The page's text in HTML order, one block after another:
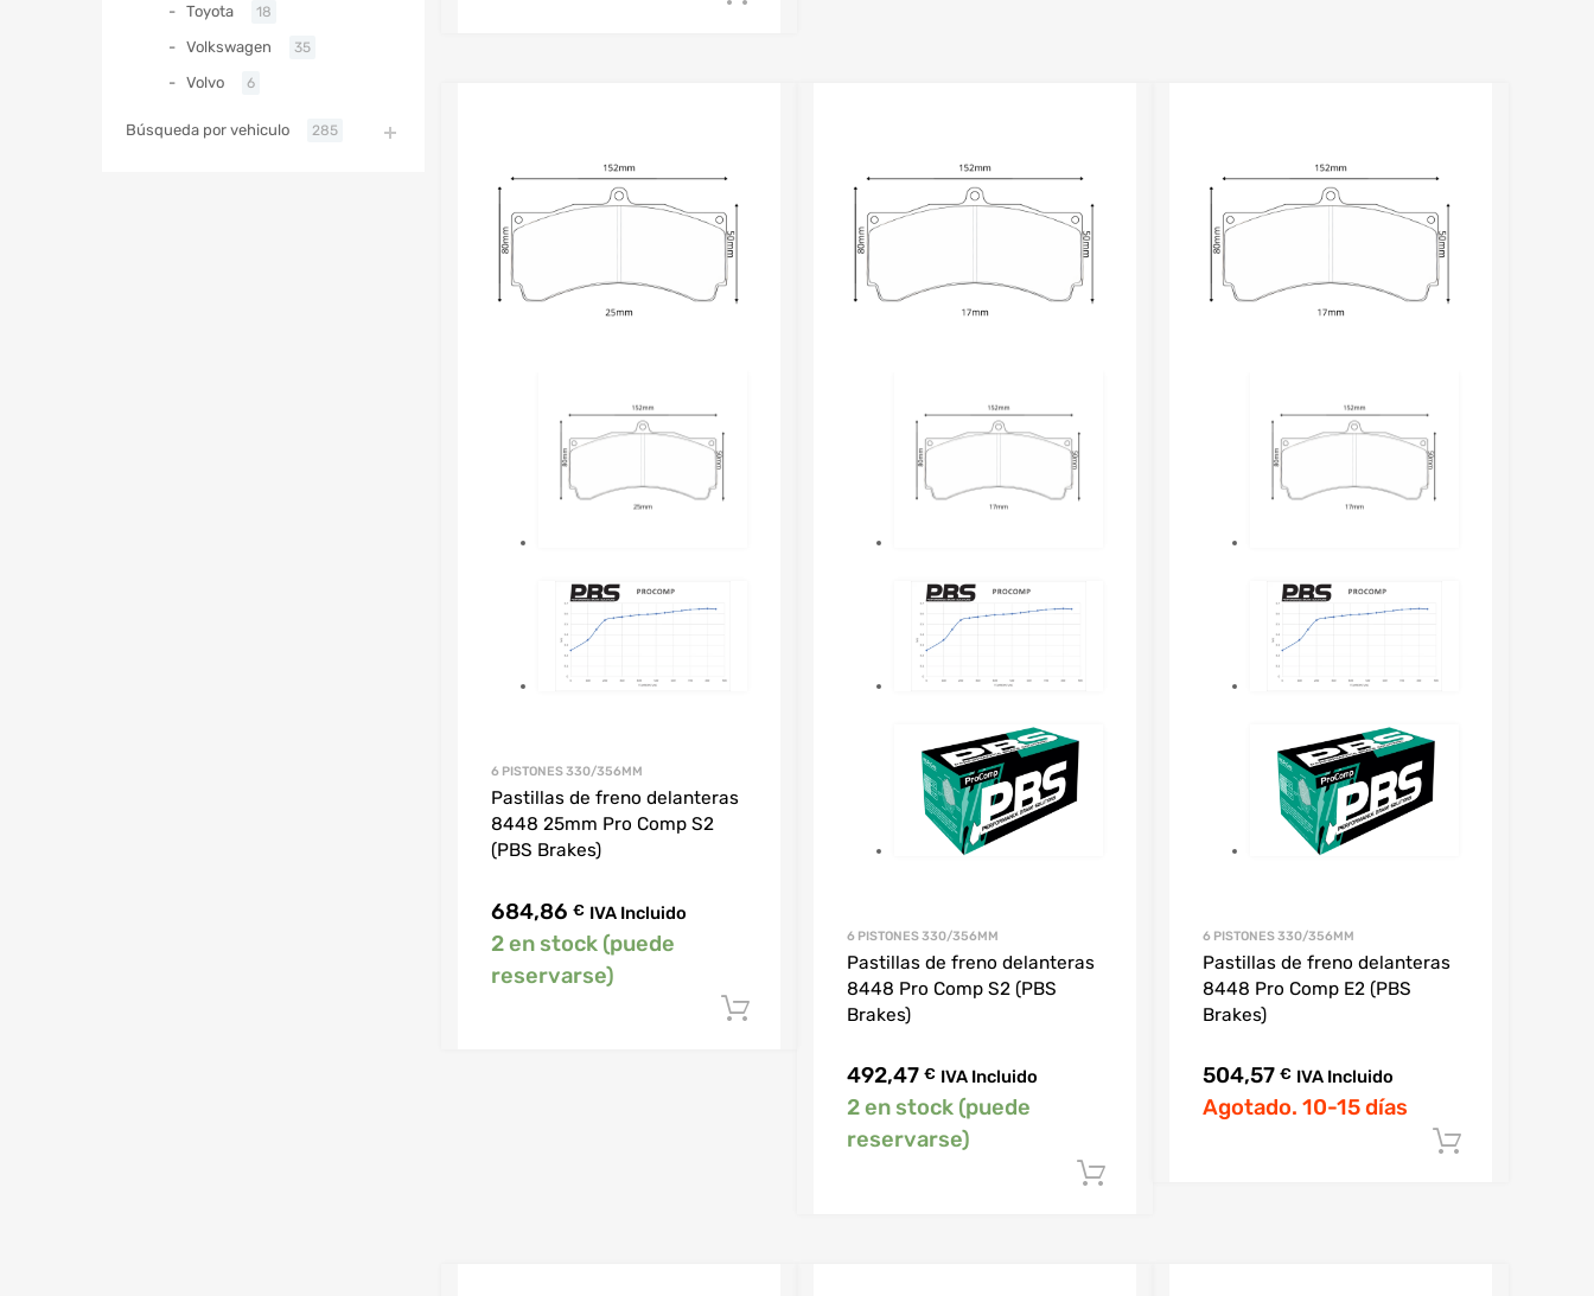
6 PISTONES 330/356MM
Pastillas de freno delanteras
8448 25mm Pro Comp S2
(PBS Brakes)
684,86 € IVA Incluido
2 en stock (puede
reservarse)
Añadir al carrito
6 PISTONES 330/356MM
Pastillas de freno delanteras
8448 Pro Comp S2 (PBS
Brakes)
492,47 € IVA Incluido
2 en stock (puede
reservarse)
6 PISTONES 330/356MM
Pastillas de freno delanteras
8448 Pro Comp E2 (PBS
Brakes)
504,57 € IVA Incluido
Agotado. 10-15 días
Toyota 18
Volkswagen 35
Volvo 6
Búsqueda por vehiculo 285